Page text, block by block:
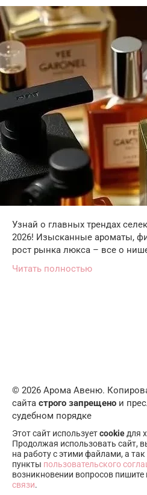
Узнай о главных трендах
2026! Изысканные ароматы,
рост рынка люкса – все о
Читать полностью
© 2026 Арома Авеню.
сайта строго запрещено и
судебном порядке
Этот сайт используетcookie для
Продолжая использовать сайт,
на работу с этими файлами, а
пункты пользовательского
возникновении вопросов пишите
связи.